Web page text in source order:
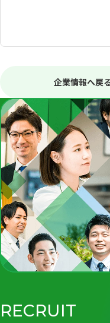
企業情報へ戻
RECRUIT